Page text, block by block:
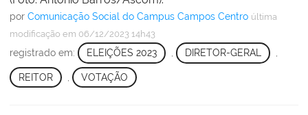
por Comunicação Social do Campus Campos Centro última
modificação em 06/12/2023 14h43
registrado em: ELEIÇÕES 2023 , DIRETOR-GERAL ,
REITOR VOTAÇÃO